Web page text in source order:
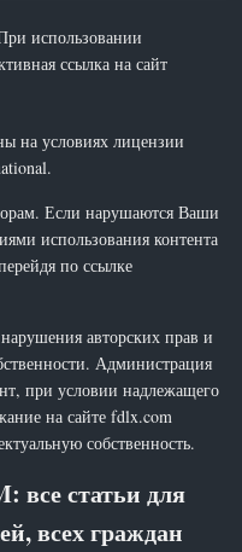
использовании
ссылка на сайт
на условиях лицензии
Если нарушаются Ваши
использования контента
по ссылке
авторских прав и
Администрация
при условии надлежащего
на сайте fdlx.com
собственность.
все статьи для
всех граждан